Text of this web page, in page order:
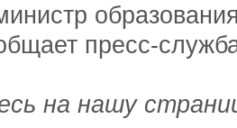
пресс-
на нашу